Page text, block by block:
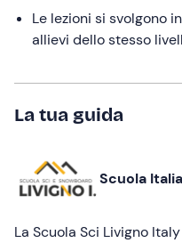
Le lezioni si svolgono
allievi dello stesso
La tua guida
Scuola
La Scuola Sci Livigno